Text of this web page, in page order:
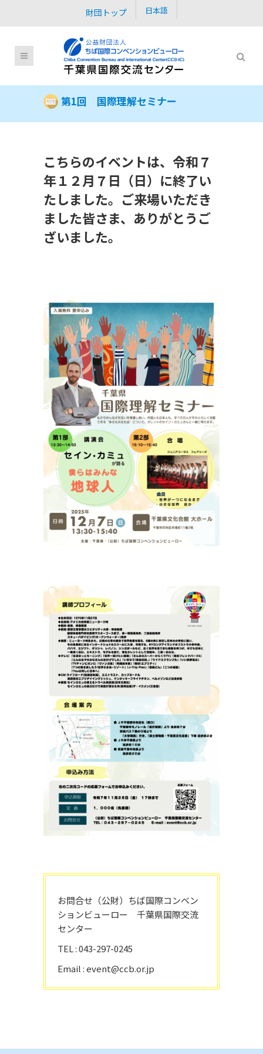
財団トップ 日本語
第1回 国際理解セミナー
こちらのイベントは、令和７
年１２月７日（日）に終了い
たしました。ご来場いただき
ました皆さま、ありがとうご
ざいました。
お問合せ（公財）ちば国際コンベン
ションビューロー 千葉県国際交流
センター
TEL : 043-297-0245
Email : event@ccb.or.jp